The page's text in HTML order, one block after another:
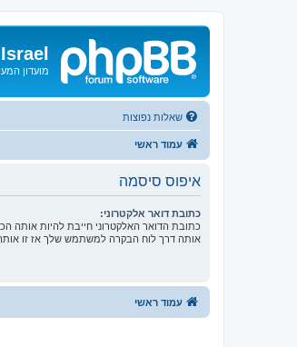
מועדון
שאלות נפוצות
עמוד ראשי
איפוס סיסמה
כתובת דואר אלקטרוני:
כתובת הדואר האלקטרוני חייבת להיות אותה
אותה דרך לוח הבקרה למשתמש שלך אז זו
עמוד ראשי